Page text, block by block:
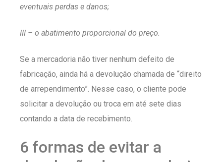
eventuais perdas e danos;
III – o abatimento proporcional do preço.
Se a mercadoria não tiver nenhum defeito de
fabricação, ainda há a devolução chamada de “direito
de arrependimento”. Nesse caso, o cliente pode
solicitar a devolução ou troca em até sete dias
contando a data de recebimento.
6 formas de evitar a